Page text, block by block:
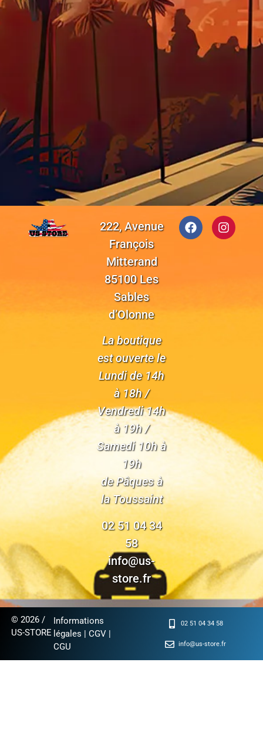
222, Avenue
François
Mitterand
85100 Les
Sables
d’Olonne
La boutique
est ouverte le
Lundi de 14h
à 18h /
Vendredi 14h
à 19h /
Samedi 10h à
19h
de Pâques à
la Toussaint
02 51 04 34
58
info@us-
store.fr
© 2026 /
US-STORE
Informations
légales |CGV |
CGU
02 51 04 34 58
info@us-store.fr